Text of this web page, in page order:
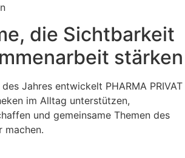
die Sichtbarkeit
stärken
Jahres entwickelt PHARMA PRIVAT
im Alltag unterstützen,
und gemeinsame Themen des
machen.